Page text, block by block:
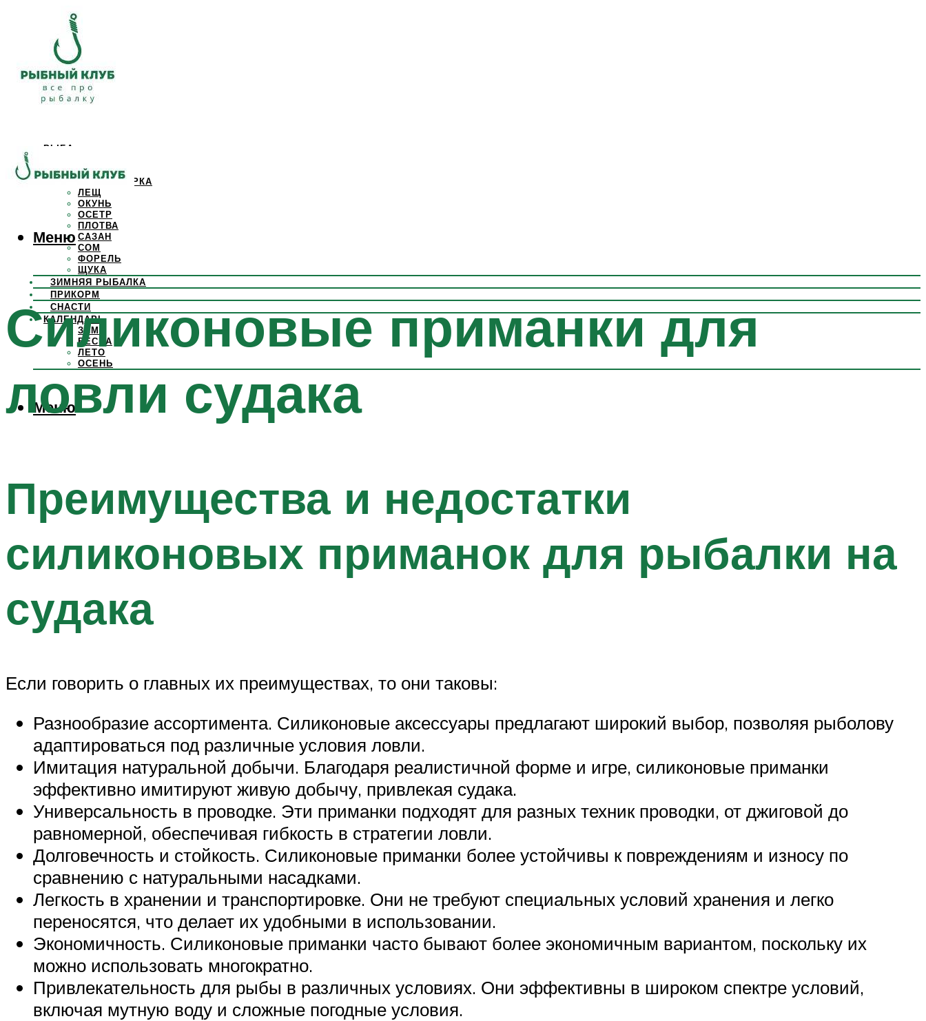
РЫБА
КАРП
КРАСНОПЕРКА
ЛЕЩ
ОКУНЬ
ОСЕТР
ПЛОТВА
САЗАН
СОМ
ФОРЕЛЬ
ЩУКА
ЗИМНЯЯ РЫБАЛКА
ПРИКОРМ
СНАСТИ
КАЛЕНДАРЬ
ЗИМА
ВЕСНА
ЛЕТО
ОСЕНЬ
Меню
Меню
Силиконовые приманки для
ловли судака
Преимущества и недостатки
силиконовых приманок для рыбалки на
судака
Если говорить о главных их преимуществах, то они таковы:
Разнообразие ассортимента. Силиконовые аксессуары предлагают широкий выбор, позволяя рыболову
адаптироваться под различные условия ловли.
Имитация натуральной добычи. Благодаря реалистичной форме и игре, силиконовые приманки
эффективно имитируют живую добычу, привлекая судака.
Универсальность в проводке. Эти приманки подходят для разных техник проводки, от джиговой до
равномерной, обеспечивая гибкость в стратегии ловли.
Долговечность и стойкость. Силиконовые приманки более устойчивы к повреждениям и износу по
сравнению с натуральными насадками.
Легкость в хранении и транспортировке. Они не требуют специальных условий хранения и легко
переносятся, что делает их удобными в использовании.
Экономичность. Силиконовые приманки часто бывают более экономичным вариантом, поскольку их
можно использовать многократно.
Привлекательность для рыбы в различных условиях. Они эффективны в широком спектре условий,
включая мутную воду и сложные погодные условия.